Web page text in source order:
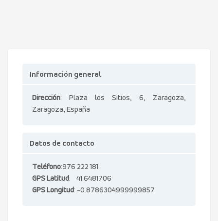
Información general
Dirección: Plaza los Sitios, 6, Zaragoza,
Zaragoza, España
Datos de contacto
Teléfono:976 222 181
GPS Latitud: 41.6481706
GPS Longitud: -0.8786304999999857